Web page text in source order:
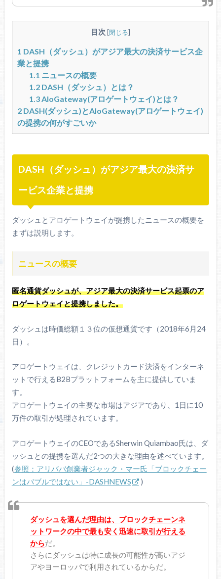
目次 [閉じる]
1 DASH（ダッシュ）がアジア最大の決済サービス企
業と提携
1.1 ニュースの概要
1.2DASH（ダッシュ）とは？
1.3AloGateway(アロゲートウェイ)とは？
2DASH(ダッシュ)とAloGateway(アロゲートウェイ)
の提携の何がすごいか
DASH（ダッシュ）がアジア最大の決済サ
ービス企業と提携
ダッシュとアロゲートウェイが提携したニュースの概要を
まずは説明します。
ニュースの概要
匿名通貨ダッシュが、アジア最大の決済サービス起票のア
ロゲートウェイと提携しました。
ダッシュは時価総額１３位の仮想通貨です（2018年6月24
日）。
アロゲートウェイは、クレジットカード決済をインターネ
ットで行えるB2Bプラットフォームを主に提供していま
す。
アロゲートウェイの主要な市場はアジアであり、1日に10
万件の取引が処理されています。
アロゲートウェイのCEOであるSherwin Quiambao氏は、ダ
ッシュとの提携を選んだ2つの大きな理由を述べています。
(参照：アリババ創業者ジャック・マー氏「ブロックチェー
ンはバブルではない」-DASHNEWS
)
ダッシュを選んだ理由は、ブロックチェーンネ
ットワークの中で最も安く迅速に取引が行える
からだ。
さらにダッシュは特に成長の可能性が高いアジ
アやヨーロッパで利用されているからだ。